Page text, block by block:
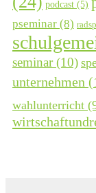
podcast (5)
pseminar (8)
seminar(10)
unternehmen
wahlunterricht